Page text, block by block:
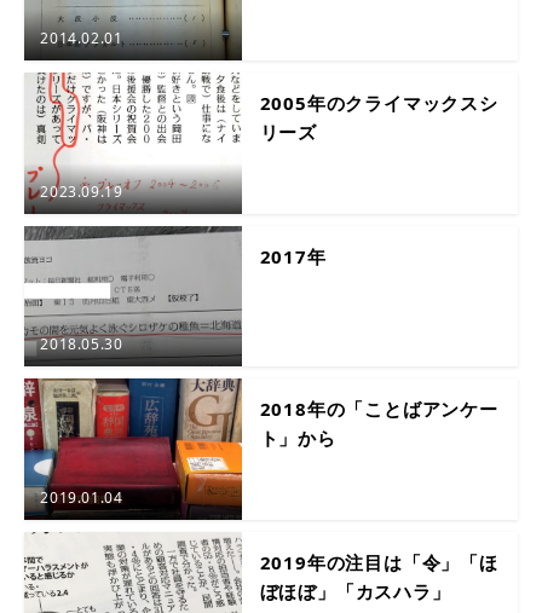
2014.02.01
2023.09.19
2005年のクライマックスシ
リーズ
2018.05.30
2017年
2019.01.04
2018年の「ことばアンケー
ト」から
2019年の注目は「令」「ほ
ぼほぼ」「カスハラ」